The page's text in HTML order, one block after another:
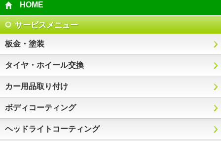
HOME
サービスメニュー
板金・塗装
タイヤ・ホイール交換
カー用品取り付け
ボディコーティング
ヘッドライトコーティング